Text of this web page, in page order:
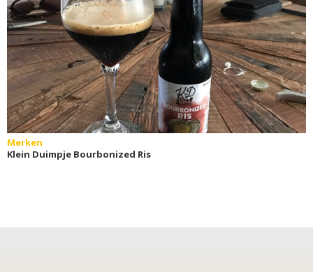
Merken
Klein Duimpje Bourbonized Ris